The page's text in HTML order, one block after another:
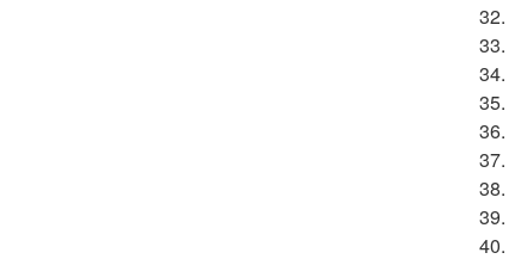
32.
33.
34.
35.
36.
37.
38.
39.
40.